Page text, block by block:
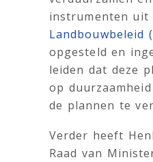
instrumenten uit
Landbouwbeleid
opgesteld en
leiden dat deze
op
de plannen te
Verder heeft
Raad van